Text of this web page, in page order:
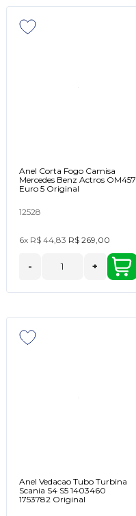
Anel Corta Fogo Camisa
Mercedes Benz Actros OM457
Euro 5 Original
12528
6x R$ 44,83 R$ 269,00
- +
Anel Vedacao Tubo Turbina
Scania S4 S5 1403460
1753782 Original